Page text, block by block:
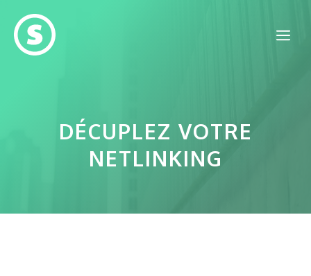
contenu
DÉCUPLEZ VOTRE
NETLINKING